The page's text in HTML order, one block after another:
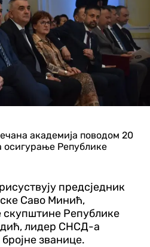
академија поводом 20
осигурање Републике
предсједник
Саво Минић,
скупштине Републике
лидер СНСД-а
званице.